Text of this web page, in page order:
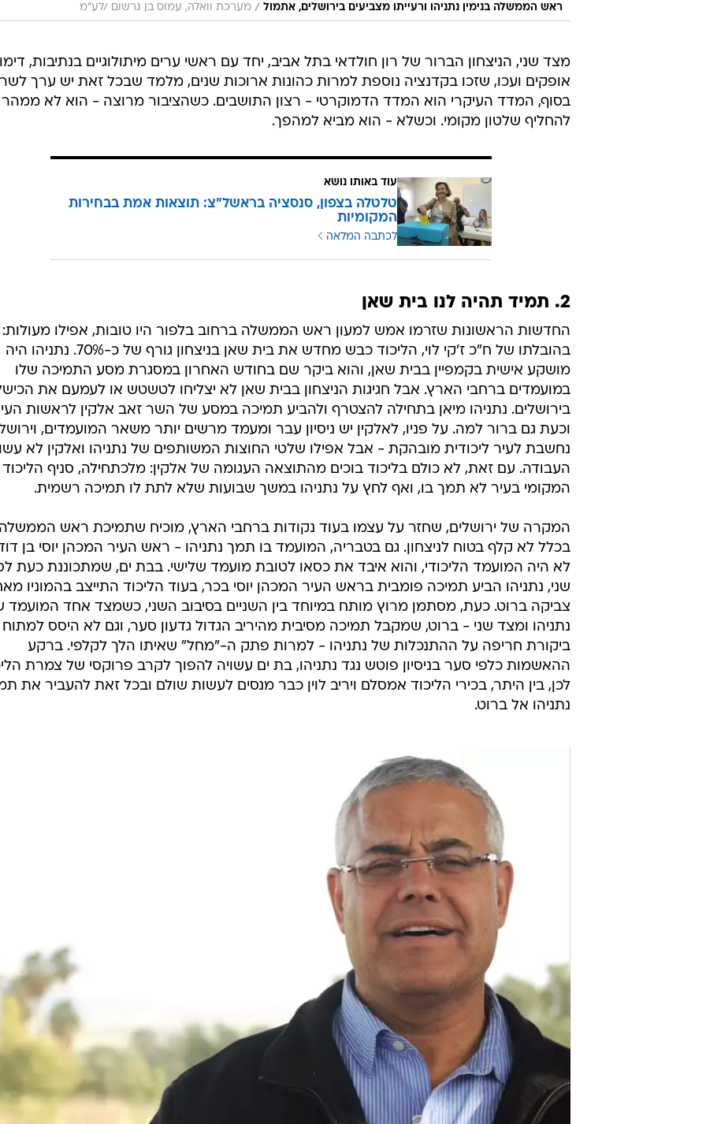
ראש הממשלה בנימין נתניהו ורעייתו מצביעים בירושלים, אתמול / מערכת וואלה, עמוס בן גרשום /לע"מ
מצד שני, הניצחון הברור של רון חולדאי בתל אביב, יחד עם ראשי ערים מיתולוגיים בנתיבות,
אופקים ועכו, שזכו בקדנציה נוספת למרות כהונות ארוכות שנים, מלמד שבכל זאת יש ערך
בסוף, המדד העיקרי הוא המדד הדמוקרטי - רצון התושבים. כשהציבור מרוצה - הוא לא ממהר
להחליף שלטון מקומי. וכשלא - הוא מביא למהפך.
עוד באותו נושא
טלטלה בצפון, סנסציה בראשל"צ: תוצאות אמת בבחירות
המקומיות
לכתבה המלאה
2. תמיד תהיה לנו בית שאן
החדשות הראשונות שזרמו אמש למעון ראש הממשלה ברחוב בלפור היו טובות, אפילו מעולות:
בהובלתו של ח"כ ז'קי לוי, הליכוד כבש מחדש את בית שאן בניצחון גורף של כ-70%. נתניהו היה
מושקע אישית בקמפיין בבית שאן, והוא ביקר שם בחודש האחרון במסגרת מסע התמיכה שלו
במועמדים ברחבי הארץ. אבל חגיגות הניצחון בבית שאן לא יצליחו לטשטש או לעמעם את
בירושלים. נתניהו מיאן בתחילה להצטרף ולהביע תמיכה במסע של השר זאב אלקין לראשות
וכעת גם ברור למה. על פניו, לאלקין יש ניסיון עבר ומעמד מרשים יותר משאר המועמדים,
נחשבת לעיר ליכודית מובהקת - אבל אפילו שלטי החוצות המשותפים של נתניהו ואלקין לא
העבודה. עם זאת, לא כולם בליכוד בוכים מהתוצאה העגומה של אלקין: מלכתחילה, סניף הליכוד
המקומי בעיר לא תמך בו, ואף לחץ על נתניהו במשך שבועות שלא לתת לו תמיכה רשמית.
המקרה של ירושלים, שחזר על עצמו בעוד נקודות ברחבי הארץ, מוכיח שתמיכת ראש
בכלל לא קלף בטוח לניצחון. גם בטבריה, המועמד בו תמך נתניהו - ראש העיר המכהן יוסי בן
לא היה המועמד הליכודי, והוא איבד את כסאו לטובת מועמד שלישי. בבת ים, שמתכוננת כעת
שני, נתניהו הביע תמיכה פומבית בראש העיר המכהן יוסי בכר, בעוד הליכוד התייצב בהמוניו
צביקה ברוט. כעת, מסתמן מרוץ מותח במיוחד בין השניים בסיבוב השני, כשמצד אחד המועמד
נתניהו ומצד שני - ברוט, שמקבל תמיכה מסיבית מהיריב הגדול גדעון סער, וגם לא היסס למתוח
ביקורת חריפה על ההתנכלות של נתניהו - למרות פתק ה-"מחל" שאיתו הלך לקלפי. ברקע
ההאשמות כלפי סער בניסיון פוטש נגד נתניהו, בת ים עשויה להפוך לקרב פרוקסי של צמרת
לכן, בין היתר, בכירי הליכוד אמסלם ויריב לוין כבר מנסים לעשות שולם ובכל זאת להעביר את
נתניהו אל ברוט.